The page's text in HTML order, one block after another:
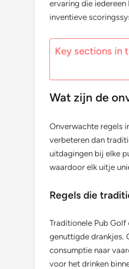
ervaring die
inventieve
Key sections in
Wat zijn de
Onverwachte regels
verbeteren dan
uitdagingen bij elke
waardoor elk uitje
Regels die
Traditionele Pub
genuttigde drankjes.
consumptie naar
voor het drinken